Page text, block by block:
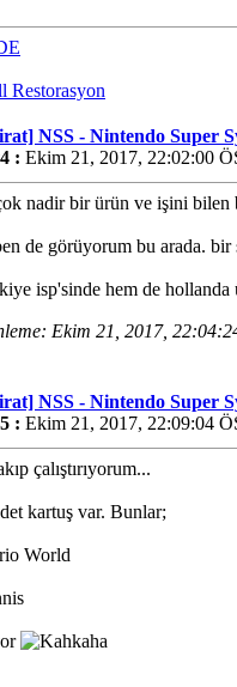
Restorasyon
NSS - Nintendo Super
: Ekim 21, 2017, 22:02:00
nadir bir ürün ve işini
de görüyorum bu arada. bir
isp'sinde hem de
Ekim 21, 2017,
NSS - Nintendo Super
: Ekim 21, 2017, 22:09:04
çalıştırıyorum...
kartuş var. Bunlar;
World